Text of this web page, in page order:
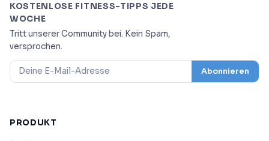
KOSTENLOSE FITNESS-TIPPS JEDE
WOCHE
Tritt unserer Community bei. Kein Spam,
versprochen.
Abonnieren
PRODUKT